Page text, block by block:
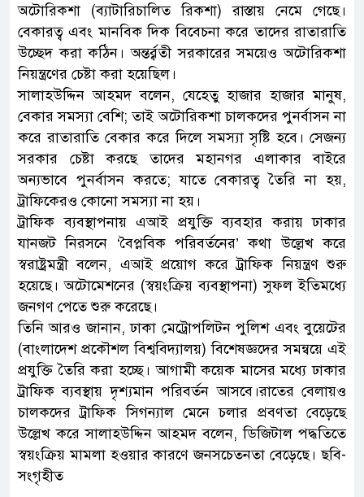
অটোরিকশা (ব্যাটারিচালিত রিকশা) রাস্তায় নেমে গেছে।
বেকারত্ব এবং মানবিক দিক বিবেচনা করে তাদের রাতারাতি
উচ্ছেদ করা কঠিন। অন্তর্র্বতী সরকারের সময়েও অটোরিকশা
নিয়ন্ত্রণের চেষ্টা করা হয়েছিল।
সালাহউদ্দিন আহমদ বলেন, যেহেতু হাজার হাজার মানুষ,
বেকার সমস্যা বেশি; তাই অটোরিকশা চালকদের পুনর্বাসন না
করে রাতারাতি বেকার করে দিলে সমস্যা সৃষ্টি হবে। সেজন্য
সরকার চেষ্টা করছে তাদের মহানগর এলাকার বাইরে
অন্যভাবে পুনর্বাসন করতে; যাতে বেকারত্ব তৈরি না হয়,
ট্রাফিকেরও কোনো সমস্যা না হয়।
ট্রাফিক ব্যবস্থাপনায় এআই প্রযুক্তি ব্যবহার করায় ঢাকার
যানজট নিরসনে ‘বৈপ্লবিক পরিবর্তনের’ কথা উল্লেখ করে
স্বরাষ্ট্রমন্ত্রী বলেন, এআই প্রয়োগ করে ট্রাফিক নিয়ন্ত্রণ শুরু
হয়েছে। অটোমেশনের (স্বয়ংক্রিয় ব্যবস্থাপনা) সুফল ইতিমধ্যে
জনগণ পেতে শুরু করেছে।
তিনি আরও জানান, ঢাকা মেট্রোপলিটন পুলিশ এবং বুয়েটের
(বাংলাদেশ প্রকৌশল বিশ্ববিদ্যালয়) বিশেষজ্ঞদের সমন্বয়ে এই
প্রযুক্তি তৈরি করা হচ্ছে। আগামী কয়েক মাসের মধ্যে ঢাকার
ট্রাফিক ব্যবস্থায় দৃশ্যমান পরিবর্তন আসবে।রাতের বেলায়ও
চালকদের ট্রাফিক সিগন্যাল মেনে চলার প্রবণতা বেড়েছে
উল্লেখ করে সালাহউদ্দিন আহমদ বলেন, ডিজিটাল পদ্ধতিতে
স্বয়ংক্রিয় মামলা হওয়ার কারণে জনসচেতনতা বেড়েছে। ছবি-
সংগৃহীত